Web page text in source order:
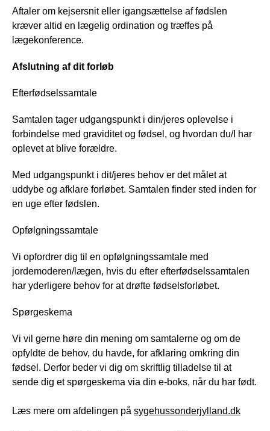
Aftaler om kejsersnit eller igangsættelse af fødslen
kræver altid en lægelig ordination og træffes på
lægekonference.
Afslutning af dit forløb
Efterfødselssamtale
Samtalen tager udgangspunkt i din/jeres oplevelse i
forbindelse med graviditet og fødsel, og hvordan du/I har
oplevet at blive forældre.
Med udgangspunkt i dit/jeres behov er det målet at
uddybe og afklare forløbet. Samtalen finder sted inden for
en uge efter fødslen.
Opfølgningssamtale
Vi opfordrer dig til en opfølgningssamtale med
jordemoderen/lægen, hvis du efter efterfødselssamtalen
har yderligere behov for at drøfte fødselsforløbet.
Spørgeskema
Vi vil gerne høre din mening om samtalerne og om de
opfyldte de behov, du havde, for afklaring omkring din
fødsel. Derfor beder vi dig om skriftlig tilladelse til at
sende dig et spørgeskema via din e-boks, når du har født.
Læs mere om afdelingen på sygehussonderjylland.dk